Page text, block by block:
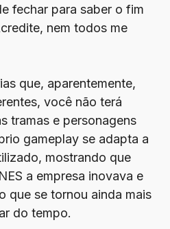
fechar para saber o fim
nem todos me
que, aparentemente,
você não terá
tramas e personagens
gameplay se adapta a
mostrando que
a empresa inovava e
que se tornou ainda mais
do tempo.